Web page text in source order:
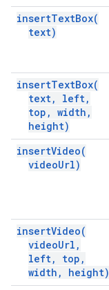
insertTextBox(
text)
insertTextBox(
text, left,
top , width ,
height)
insertVideo(
videoUrl)
insertVideo(
videoUrl ,
left, top ,
width , height)